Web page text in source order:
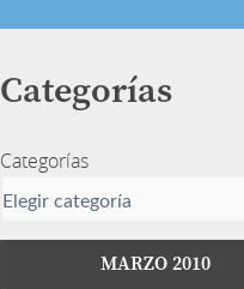
Categorías
Categorías
MARZO 2010